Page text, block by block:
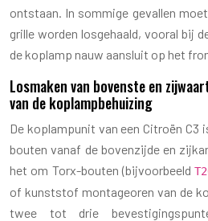
ontstaan. In sommige gevallen
grille worden losgehaald, vooral bij
de koplamp nauw aansluit op het
Losmaken van bovenste en
van de koplampbehuizing
De koplampunit van een Citroën C3
bouten vanaf de bovenzijde en
het om Torx-bouten (bijvoorbeeld
of kunststof montageoren van de
twee tot drie